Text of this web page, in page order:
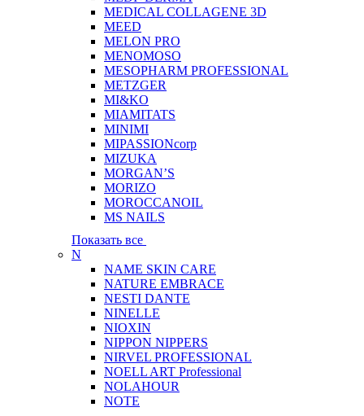
MEDICAL COLLAGENE 3D
MEED
MELON PRO
MENOMOSO
MESOPHARM PROFESSIONAL
METZGER
MI&KO
MIAMITATS
MINIMI
MIPASSIONcorp
MIZUKA
MORGAN’S
MORIZO
MOROCCANOIL
MS NAILS
Показать все
N
NAME SKIN CARE
NATURE EMBRACE
NESTI DANTE
NINELLE
NIOXIN
NIPPON NIPPERS
NIRVEL PROFESSIONAL
NOELL ART Professional
NOLAHOUR
NOTE